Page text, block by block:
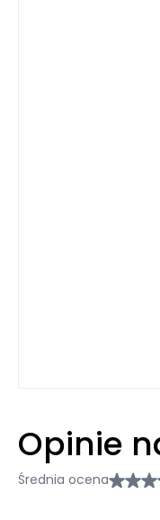
Opinie
Średnia ocena